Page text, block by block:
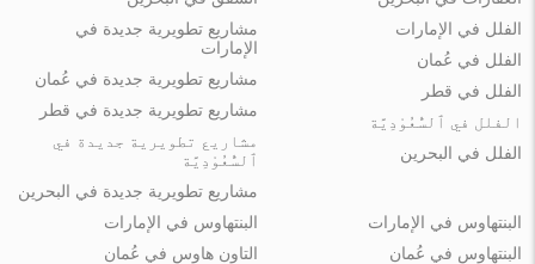
الفلل في الإمارات
الفلل في عُمان
الفلل في قطر
الفلل في ٱلسُّعُوْدِيَّة
الفلل في البحرين
مشاريع تطويرية جديدة في
الإمارات
مشاريع تطويرية جديدة في عُمان
مشاريع تطويرية جديدة في قطر
مشاريع تطويرية جديدة في
ٱلسُّعُوْدِيَّة
مشاريع تطويرية جديدة في البحرين
البنتهاوس في الإمارات
البنتهاوس في عُمان
البنتهاوس في الإمارات
التاون هاوس في عُمان